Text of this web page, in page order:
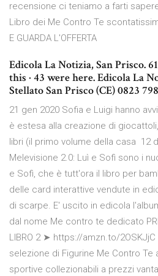
recensione ci teniamo a farti
Libro dei Me Contro Te
E GUARDA L'OFFERTA
Edicola La Notizia, San Prisco.
this · 43 were here. Edicola La
Stellato San Prisco (CE) 0823
21 gen 2020 Sofia e Luigi hanno
è estesa alla creazione di
libri (il primo volume della casa 12
Melevisione 2.0: Luì e Sofì sono i
e Sofì, che è tutt'ora il libro per
delle card interattive vendute in
di scarpe. E' uscito in edicola
dal nome Me contro te dedicato
LIBRO 2 ➤ https://amzn.to/
selezione di Figurine Me Contro Te
sportive collezionabili a prezzi